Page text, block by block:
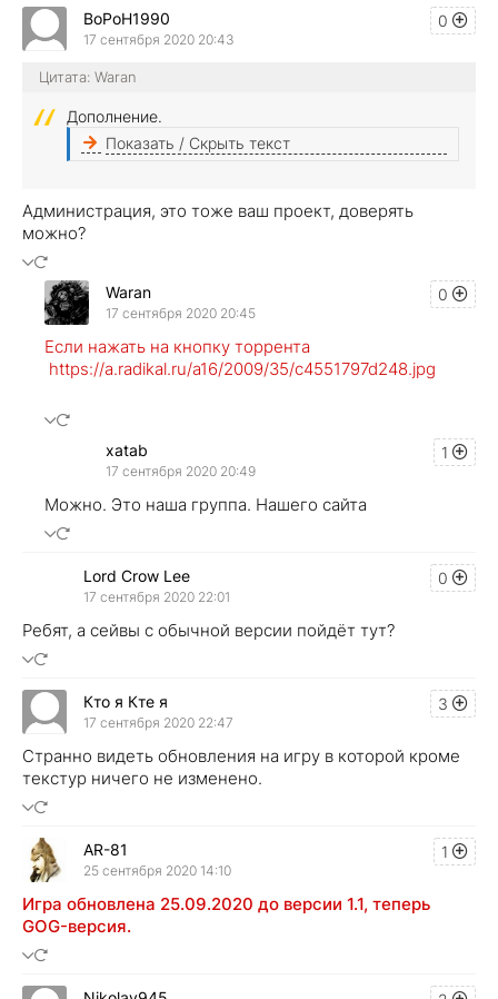
0
BoPoH1990
17 сентября 2020 20:43
Цитата: Waran
Дополнение.
Показать / Скрыть текст
Администрация, это тоже ваш проект, доверять
можно?
0
Waran
17 сентября 2020 20:45
Если нажать на кнопку торрента
https://a.radikal.ru/a16/2009/35/c4551797d248.jpg
1
xatab
17 сентября 2020 20:49
Можно. Это наша группа. Нашего сайта
0
Lord Crow Lee
17 сентября 2020 22:01
Ребят, а сейвы с обычной версии пойдёт тут?​
3
Кто я Кте я
17 сентября 2020 22:47
Странно видеть обновления на игру в которой кроме
текстур ничего не изменено.
1
AR-81
25 сентября 2020 14:10
Игра обновлена 25.09.2020 до версии 1.1, теперь
GOG-версия.